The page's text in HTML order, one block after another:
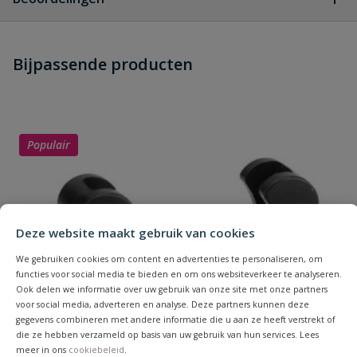
Deze website maakt gebruik van cookies
We gebruiken cookies om content en advertenties te personaliseren, om
functies voor social media te bieden en om ons websiteverkeer te analyseren.
Ook delen we informatie over uw gebruik van onze site met onze partners
voor social media, adverteren en analyse. Deze partners kunnen deze
gegevens combineren met andere informatie die u aan ze heeft verstrekt of
die ze hebben verzameld op basis van uw gebruik van hun services. Lees
meer in ons cookiebeleid
dit product?
Schrijf zelf een beoordeling
Uw waardering:
Naam
Samenvatting
Bijpassende producten
Populair